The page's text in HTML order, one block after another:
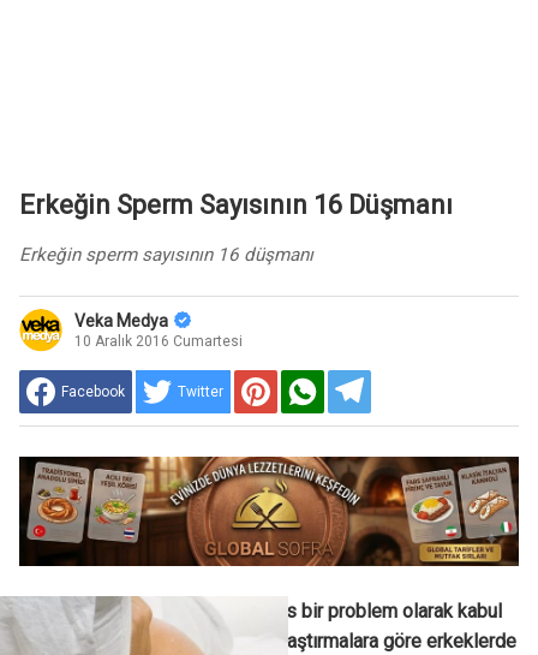
Erkeğin Sperm Sayısının 16 Düşmanı
Erkeğin sperm sayısının 16 düşmanı
Veka Medya
10 Aralık 2016 Cumartesi
Facebook Twitter
Kısırlığın, sadece kadınlara has bir problem olarak kabul
edildiği günler geride kaldı. Araştırmalara göre erkeklerde